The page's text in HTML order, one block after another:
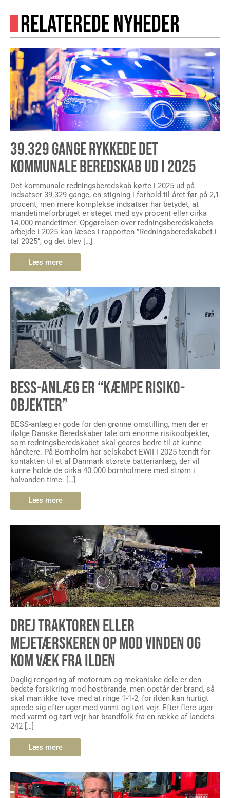
RELATEREDE NYHEDER
39.329 GANGE RYKKEDE DET
KOMMUNALE BEREDSKAB UD I 2025
Det kommunale redningsberedskab kørte i 2025 ud på
indsatser 39.329 gange, en stigning i forhold til året før på 2,1
procent, men mere komplekse indsatser har betydet, at
mandetimeforbruget er steget med syv procent eller cirka
14.000 mandetimer. Opgørelsen over redningsberedskabets
arbejde i 2025 kan læses i rapporten ”Redningsberedskabet i
tal 2025”, og det blev […]
Læs mere
BESS-ANLÆG ER “KÆMPE RISIKO-
OBJEKTER”
BESS-anlæg er gode for den grønne omstilling, men der er
ifølge Danske Beredskaber tale om enorme risikoobjekter,
som redningsberedskabet skal geares bedre til at kunne
håndtere. På Bornholm har selskabet EWII i 2025 tændt for
kontakten til et af Danmark største batterianlæg, der vil
kunne holde de cirka 40.000 bornholmere med strøm i
halvanden time. […]
Læs mere
DREJ TRAKTOREN ELLER
MEJETÆRSKEREN OP MOD VINDEN OG
KOM VÆK FRA ILDEN
Daglig rengøring af motorrum og mekaniske dele er den
bedste forsikring mod høstbrande, men opstår der brand, så
skal man ikke tøve med at ringe 1-1-2, for ilden kan hurtigt
sprede sig efter uger med varmt og tørt vejr. Efter flere uger
med varmt og tørt vejr har brandfolk fra en række af landets
242 […]
Læs mere